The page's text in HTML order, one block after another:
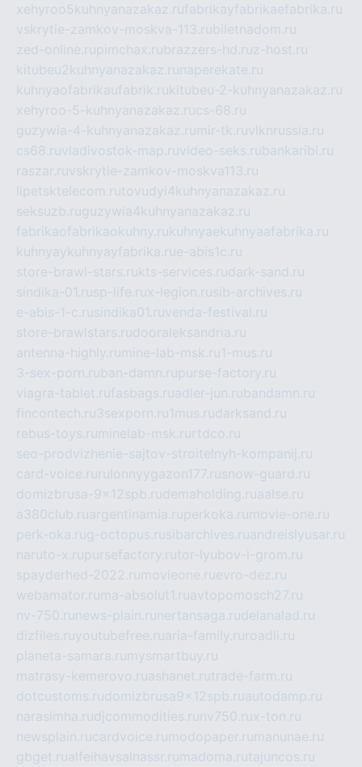
xehyroo5kuhnyanazakaz.rufabrikayfabrikaefabrika.ru
vskrytie-zamkov-moskva-113.rubiletnadom.ru
zed-online.rupimchax.rubrazzers-hd.ruz-host.ru
kitubeu2kuhnyanazakaz.ru naperekate.ru
kuhnyaofabrikaufabrik.rukitubeu-2-kuhnyanazakaz.ru
xehyroo-5-kuhnyanazakaz.rucs-68.ru
guzywia-4-kuhnyanazakaz.ru mir-tk.ruvlknrussia.ru
cs68.ruvladivostok-map.ruvideo-seks.rubankaribi.ru
raszar.ruvskrytie-zamkov-moskva113.ru
lipetsktelecom.rutovudyi4kuhnyanazakaz.ru
seksuzb.ruguzywia4kuhnyanazakaz.ru
fabrikaofabrikaokuhny.rukuhnyaekuhnyaafabrika.ru
kuhnyaykuhnyayfabrika.rue-abis1c.ru
store-brawl-stars.rukts-services.rudark-sand.ru
sindika-01.rusp-life.rux-legion.rusib-archives.ru
e-abis-1-c.rusindika01.ruvenda-festival.ru
store-brawlstars.rudooraleksandria.ru
antenna-highly.ru mine-lab-msk.ru1-mus.ru
3-sex-porn.ruban-damn.rupurse-factory.ru
viagra-tablet.rufasbags.ruadler-jun.rubandamn.ru
fincontech.ru3sexporn.ru1mus.rudarksand.ru
rebus-toys.ru minelab-msk.ru rtdco.ru
seo-prodvizhenie-sajtov-stroitelnyh-kompanij.ru
card-voice.ru rulonnyygazon177.rusnow-guard.ru
domizbrusa-9x12spb.rudemaholding.ruaalse.ru
a380club.ruargentinamia.ruperkoka.ru movie-one.ru
perk-oka.rug-octopus.rusibarchives.ruandreislyusar.ru
naruto-x.rupursefactory.rutor-lyubov-i-grom.ru
spayderhed-2022.ru movieone.ruevro-dez.ru
webamator.ru ma-absolut1.ruavtopomosch27.ru
nv-750.ru news-plain.ru nertansaga.rudelanalad.ru
dizfiles.ruyoutubefree.ruaria-family.ru roadli.ru
planeta-samara.ru mysmartbuy.ru
matrasy-kemerovo.ruashanet.rutrade-farm.ru
dotcustoms.rudomizbrusa9x12spb.ruautodamp.ru
narasimha.rudjcommodities.ru nv750.rux-ton.ru
newsplain.rucardvoice.ru modopaper.ru manunae.ru
gbget.rualfeihavsalnassr.ru madoma.rutajuncos.ru